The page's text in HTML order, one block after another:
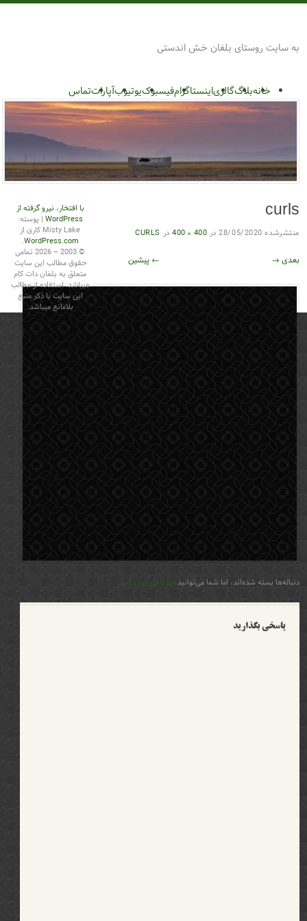
به سایت روستای بلغان خش اندستی
محتوا
خانهبلاگگالریاینستاگرامفیسبوکیوتیوبآپاراتتماس
curls
منتشرشده 28/05/2020در 400 × 400 در CURLS
← پیشین بعدی →
دنباله‌ها بسته شده‌اند، اما شما می‌توانیددیدگاهی بیان کنید.
پاسخی بگذارید
با افتخار، نیرو گرفته از
WordPress
| پوسته:
Misty Lake کاری از
WordPress.com
.
© 2003 – 2026 تمامی
حقوق مطالب این سایت
متعلق به بلغان دات کام
میباشد. استفاده از مطالب
این سایت با ذکر منبع
بلامانع میباشد.